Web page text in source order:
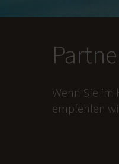
Wenn Sie
empfehlen